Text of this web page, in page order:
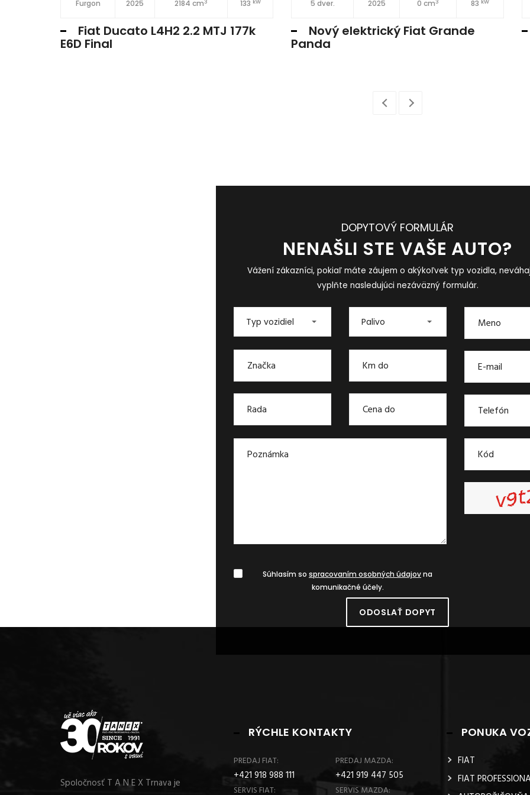
Furgon 2025 2184 cm3 133 kW
Fiat Ducato L4H2 2.2 MTJ 177k
E6D Final
5 dver. 2025 0 cm3 83 kW
Nový elektrický Fiat Grande
Panda
DOPYTOVÝ FORMULÁR
NENAŠLI STE VAŠE AUTO?
Vážení zákazníci, pokiaľ máte záujem o akýkoľvek typ vozidla,
vyplňte nasledujúci nezáväzný formulár.
Typ vozidiel Palivo
Súhlasím so spracovaním osobných údajovna
komunikačné účely.
ODOSLAŤ DOPYT
Spoločnosť T A N E X Trnava je
RÝCHLE KONTAKTY
PREDAJ FIAT:
+421 918 988 111
SERVIS FIAT:
PREDAJ MAZDA:
+421 919 447 505
SERVIS MAZDA:
PONUKA
FIAT
FIAT